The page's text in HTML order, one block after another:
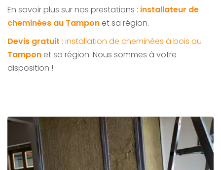
En savoir plus sur nos prestations : installateur de
cheminées au Tampon et sa région.
Devis gratuit : installation de cheminées à bois au
Tampon et sa région. Nous sommes à votre
disposition !